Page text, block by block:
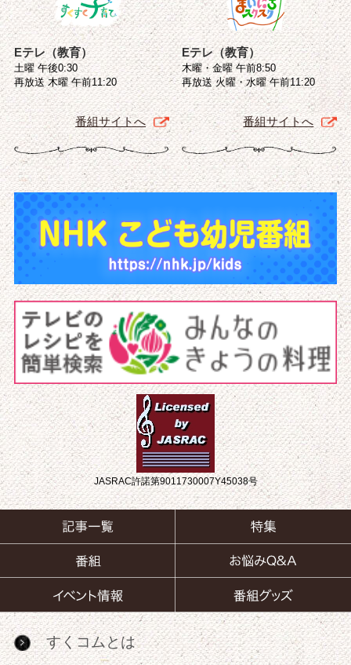
Eテレ（教育）
土曜 午後0:30
再放送 木曜 午前11:20
番組サイトへ
Eテレ（教育）
木曜・金曜 午前8:50
再放送 火曜・水曜 午前11:20
番組サイトへ
JASRAC許諾第9011730007Y45038号
すくコムとは